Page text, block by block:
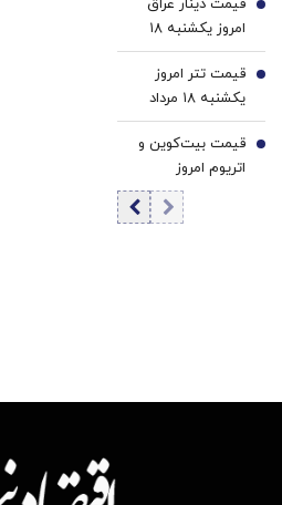
قیمت دینار عراق
امروز یکشنبه ۱۸
مرداد 1405/ افزایش
قیمت دینار
5
قیمت تتر امروز
یکشنبه ۱۸ مرداد
1405 / کاهش
قیمت تتر
6
قیمت بیت‌کوین و
اتریوم امروز
یکشنبه ۱۸ مرداد
۱۴۰۵/ کاهش
7